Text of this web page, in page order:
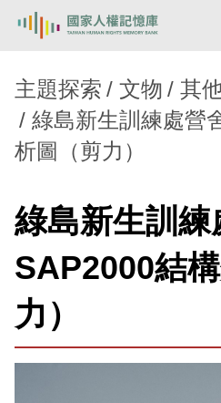
熱門關鍵字：陳孟和 李舜治
新生訓導處
蛋殼畫
背景知識
意見信箱
主題探索 文物
其
綠島新生訓練處營
析圖（剪力）
綠島新生訓練
SAP2000結
力）